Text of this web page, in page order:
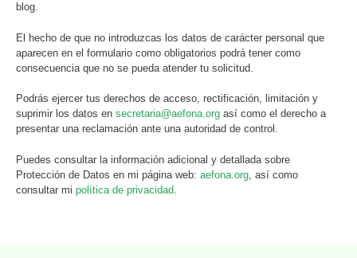
blog.
El hecho de que no introduzcas los datos de carácter personal que
aparecen en el formulario como obligatorios podrá tener como
consecuencia que no se pueda atender tu solicitud.
Podrás ejercer tus derechos de acceso, rectificación, limitación y
suprimir los datos en secretaria@aefona.org así como el derecho a
presentar una reclamación ante una autoridad de control.
Puedes consultar la información adicional y detallada sobre
Protección de Datos en mi página web: aefona.org , así como
consultar mi política de privacidad